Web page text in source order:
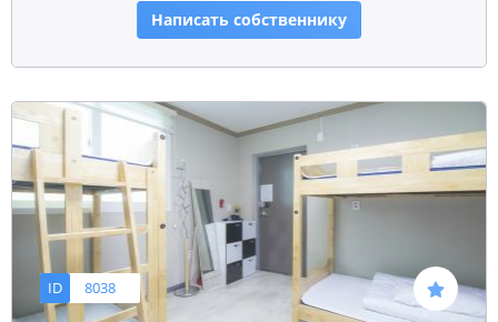
Написать собственнику
ID 8038